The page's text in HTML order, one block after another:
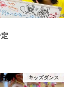
キッズダンス